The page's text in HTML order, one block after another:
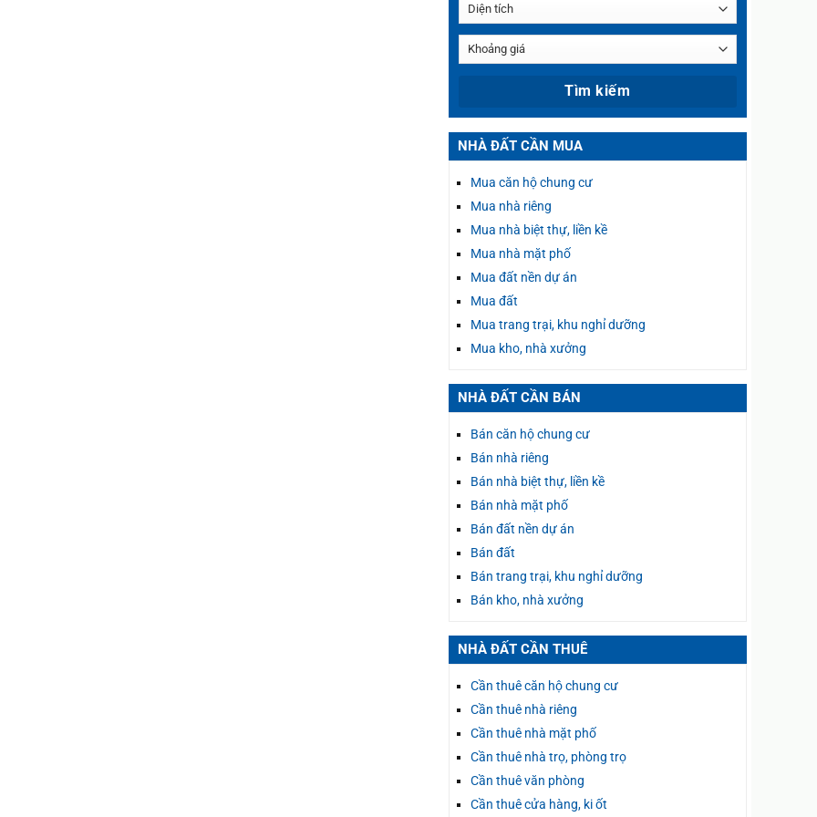
NHÀ ĐẤT CẦN MUA
Mua căn hộ chung cư
Mua nhà riêng
Mua nhà biệt thự, liền kề
Mua nhà mặt phố
Mua đất nền dự án
Mua đất
Mua trang trại, khu nghỉ dưỡng
Mua kho, nhà xưởng
NHÀ ĐẤT CẦN BÁN
Bán căn hộ chung cư
Bán nhà riêng
Bán nhà biệt thự, liền kề
Bán nhà mặt phố
Bán đất nền dự án
Bán đất
Bán trang trại, khu nghỉ dưỡng
Bán kho, nhà xưởng
NHÀ ĐẤT CẦN THUÊ
Cần thuê căn hộ chung cư
Cần thuê nhà riêng
Cần thuê nhà mặt phố
Cần thuê nhà trọ, phòng trọ
Cần thuê văn phòng
Cần thuê cửa hàng, ki ốt